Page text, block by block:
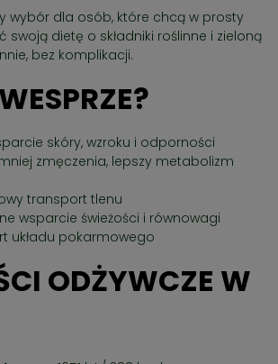
wybór dla osób, które chcą w prosty
dietę o składniki roślinne i zieloną
bez komplikacji.
skóry, wzroku i odporności
zmęczenia, lepszy metabolizm
transport tlenu
wsparcie świeżości i równowagi
układu pokarmowego
ODŻYWCZE W